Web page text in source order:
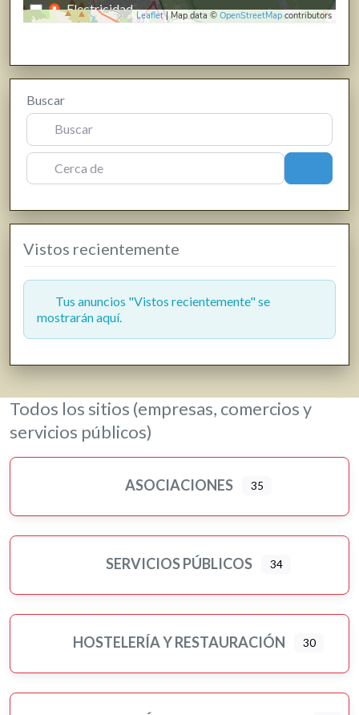
Leaflet| Map data © OpenStreetMap contributors
Electricidad
Farmacias, parafarmacias y herbolarios
Ferreterías
Fisioterapia
Floristerías
Fotografía y producción audiovisual
Gasóleo
Gasolineras
Hostelería y restauración
Informática y telecomunicaciones
Jardinería y viveros
Librerías, papelerías e impresión digital
Loterías
Murales artísticos
Ópticas
Peluquerías, belleza y estética
Psicología
Buscar
Cerca de
Vistos recientemente
Tus anuncios "Vistos recientemente" se
mostrarán aquí.
Todos los sitios (empresas, comercios y
servicios públicos)
ASOCIACIONES 35
SERVICIOS PÚBLICOS 34
HOSTELERÍA Y RESTAURACIÓN 30